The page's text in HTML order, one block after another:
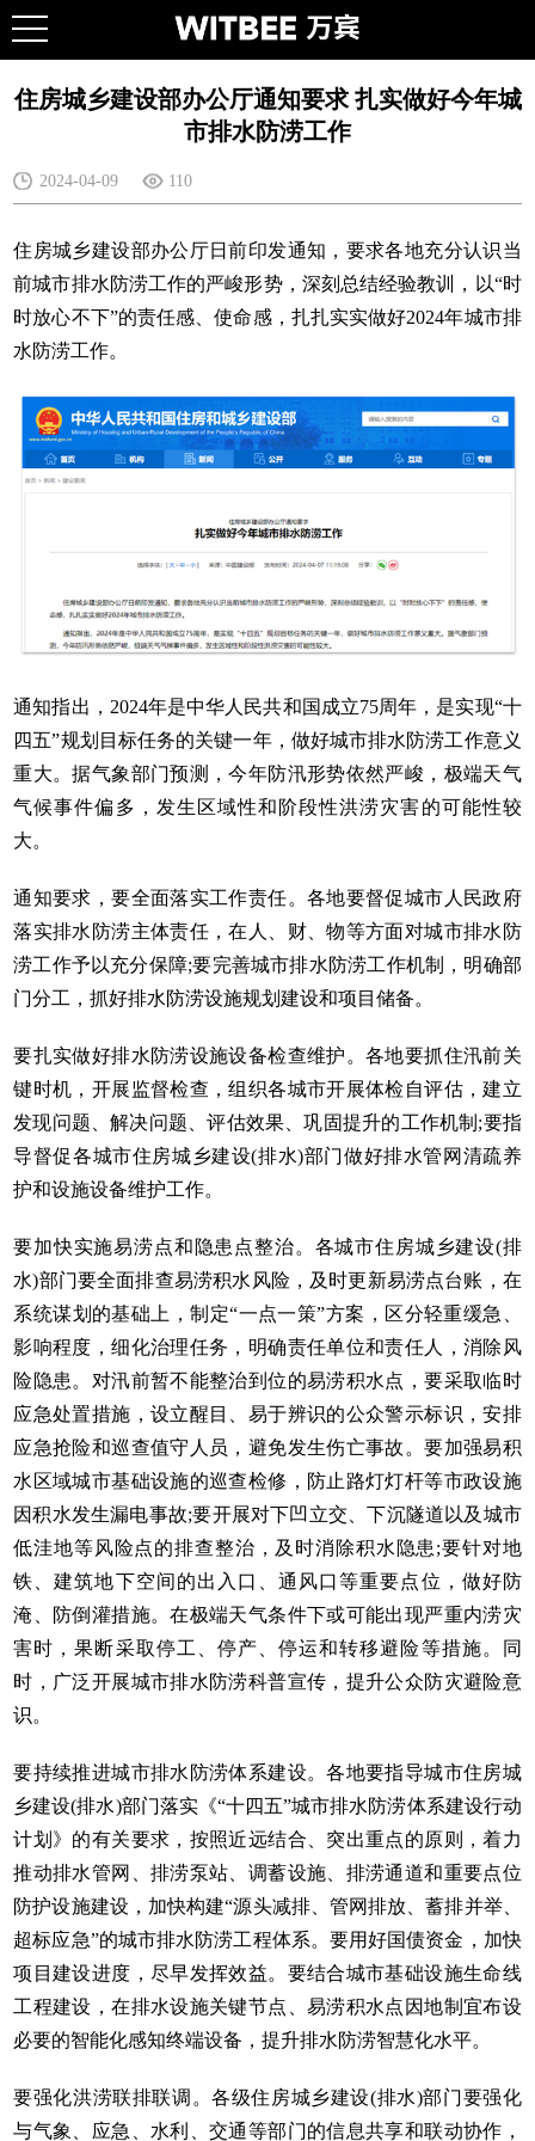
住房城乡建设部办公厅通知要求 扎实做好今年城
市排水防涝工作
2024-04-09 110
住房城乡建设部办公厅日前印发通知，要求各地充分认识当
前城市排水防涝工作的严峻形势，深刻总结经验教训，以“时
时放心不下”的责任感、使命感，扎扎实实做好2024年城市排
水防涝工作。
通知指出，2024年是中华人民共和国成立75周年，是实现“十
四五”规划目标任务的关键一年，做好城市排水防涝工作意义
重大。据气象部门预测，今年防汛形势依然严峻，极端天气
气候事件偏多，发生区域性和阶段性洪涝灾害的可能性较
大。
通知要求，要全面落实工作责任。各地要督促城市人民政府
落实排水防涝主体责任，在人、财、物等方面对城市排水防
涝工作予以充分保障;要完善城市排水防涝工作机制，明确部
门分工，抓好排水防涝设施规划建设和项目储备。
要扎实做好排水防涝设施设备检查维护。各地要抓住汛前关
键时机，开展监督检查，组织各城市开展体检自评估，建立
发现问题、解决问题、评估效果、巩固提升的工作机制;要指
导督促各城市住房城乡建设(排水)部门做好排水管网清疏养
护和设施设备维护工作。
要加快实施易涝点和隐患点整治。各城市住房城乡建设(排
水)部门要全面排查易涝积水风险，及时更新易涝点台账，在
系统谋划的基础上，制定“一点一策”方案，区分轻重缓急、
影响程度，细化治理任务，明确责任单位和责任人，消除风
险隐患。对汛前暂不能整治到位的易涝积水点，要采取临时
应急处置措施，设立醒目、易于辨识的公众警示标识，安排
应急抢险和巡查值守人员，避免发生伤亡事故。要加强易积
水区域城市基础设施的巡查检修，防止路灯灯杆等市政设施
因积水发生漏电事故;要开展对下凹立交、下沉隧道以及城市
低洼地等风险点的排查整治，及时消除积水隐患;要针对地
铁、建筑地下空间的出入口、通风口等重要点位，做好防
淹、防倒灌措施。在极端天气条件下或可能出现严重内涝灾
害时，果断采取停工、停产、停运和转移避险等措施。同
时，广泛开展城市排水防涝科普宣传，提升公众防灾避险意
识。
要持续推进城市排水防涝体系建设。各地要指导城市住房城
乡建设(排水)部门落实《“十四五”城市排水防涝体系建设行动
计划》的有关要求，按照近远结合、突出重点的原则，着力
推动排水管网、排涝泵站、调蓄设施、排涝通道和重要点位
防护设施建设，加快构建“源头减排、管网排放、蓄排并举、
超标应急”的城市排水防涝工程体系。要用好国债资金，加快
项目建设进度，尽早发挥效益。要结合城市基础设施生命线
工程建设，在排水设施关键节点、易涝积水点因地制宜布设
必要的智能化感知终端设备，提升排水防涝智慧化水平。
要强化洪涝联排联调。各级住房城乡建设(排水)部门要强化
与气象、应急、水利、交通等部门的信息共享和联动协作，